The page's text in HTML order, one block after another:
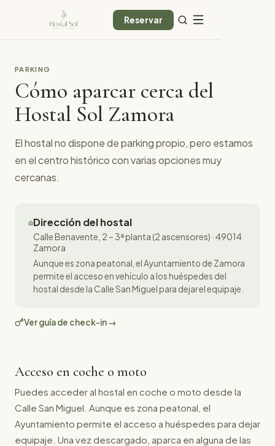
Reservar
PARKING
Cómo aparcar cerca del
Hostal Sol Zamora
El hostal no dispone de parking propio, pero estamos
en el centro histórico con varias opciones muy
cercanas.
Dirección del hostal
Calle Benavente, 2 – 3ª planta (2 ascensores) · 49014
Zamora
Aunque es zona peatonal, el Ayuntamiento de Zamora
permite el acceso en vehículo a los huéspedes del
hostal desde la Calle San Miguel para dejar el equipaje.
Ver guía de check-in →
Acceso en coche o moto
Puedes acceder al hostal en coche o moto desde la
Calle San Miguel. Aunque es zona peatonal, el
Ayuntamiento permite el acceso a huéspedes para dejar
equipaje. Una vez descargado, aparca en alguna de las